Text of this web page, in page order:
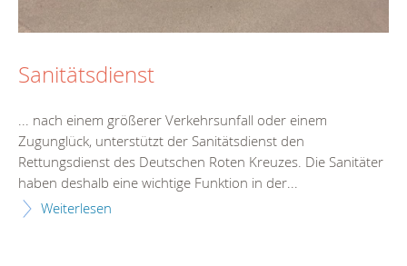
Sanitätsdienst
... nach einem größerer Verkehrsunfall oder einem
Zugunglück, unterstützt der Sanitätsdienst den
Rettungsdienst des Deutschen Roten Kreuzes. Die Sanitäter
haben deshalb eine wichtige Funktion in der...
Weiterlesen